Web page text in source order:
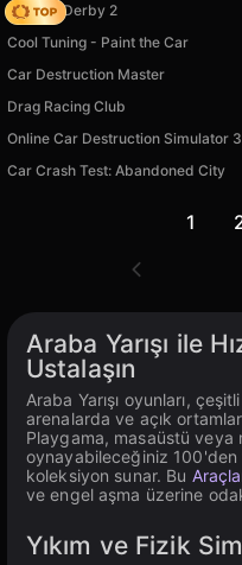
Zombie Derby 2
Cool Tuning - Paint the Car
Car Destruction Master
Drag Racing Club
Online Car Destruction Simulator
Car Crash Test: Abandoned City
1
Araba Yarışı ile
Ustalaşın
Araba Yarışı oyunları,
arenalarda ve açık
Playgama, masaüstü veya
oynayabileceğiniz 100'den
koleksiyon sunar. Bu
ve engel aşma üzerine
Yıkım ve Fizik